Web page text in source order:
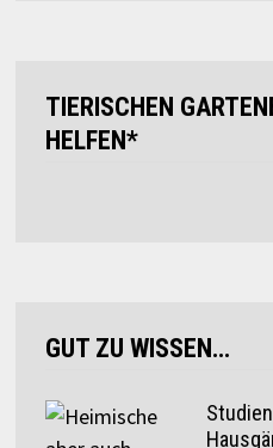
TIERISCHEN
HELFEN*
GUT ZU WISSEN…